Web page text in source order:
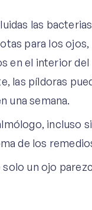
las bacterias
para los ojos,
en el interior del
las píldoras
una semana.
incluso
de los
un ojo